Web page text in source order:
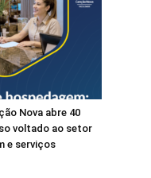
Nova abre 40
voltado ao setor
e serviços